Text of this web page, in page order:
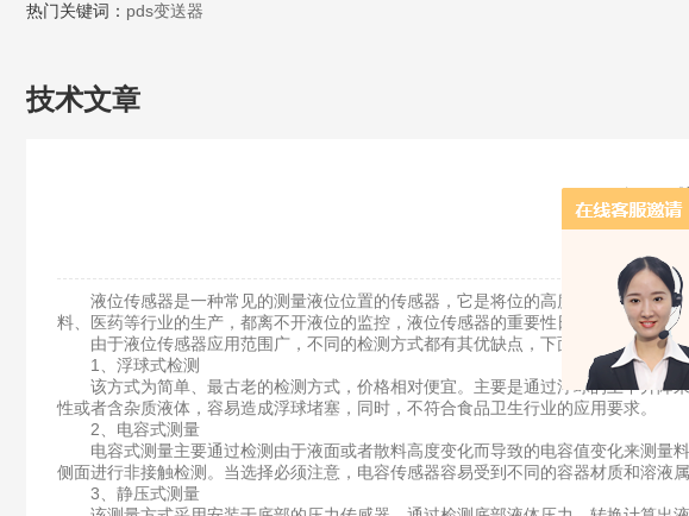
热门关键词： pds变送器
技术文章
有哪
更
液位传感器是一种常见的测量液位位置的传感器，它是将位的高度转化为电信号
料、医药等行业的生产，都离不开液位的监控，液位传感器的重要性日趋凸显，甚至
由于液位传感器应用范围广，不同的检测方式都有其优缺点，下面我们来了解一
1、浮球式检测
该方式为简单、最古老的检测方式，价格相对便宜。主要是通过浮球的上下升降
性或者含杂质液体，容易造成浮球堵塞，同时，不符合食品卫生行业的应用要求。
2、电容式测量
电容式测量主要通过检测由于液面或者散料高度变化而导致的电容值变化来测量
侧面进行非接触检测。当选择必须注意，电容传感器容易受到不同的容器材质和溶液属
3、静压式测量